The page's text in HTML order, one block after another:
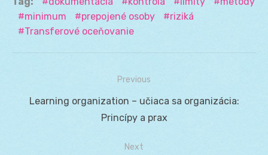
minimum
prepojené osoby
riziká
Transferové oceňovanie
Navigácia
Previous
Previous
Learning organization – učiaca sa organizácia:
Princípy a prax
Next